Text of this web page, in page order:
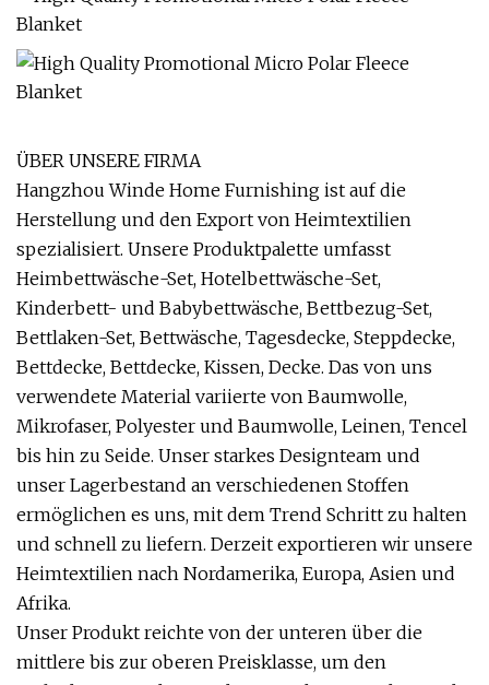
ÜBER UNSERE FIRMA
Hangzhou Winde Home Furnishing ist auf die
Herstellung und den Export von Heimtextilien
spezialisiert. Unsere Produktpalette umfasst
Heimbettwäsche-Set, Hotelbettwäsche-Set,
Kinderbett- und Babybettwäsche, Bettbezug-Set,
Bettlaken-Set, Bettwäsche, Tagesdecke, Steppdecke,
Bettdecke, Bettdecke, Kissen, Decke. Das von uns
verwendete Material variierte von Baumwolle,
Mikrofaser, Polyester und Baumwolle, Leinen, Tencel
bis hin zu Seide. Unser starkes Designteam und
unser Lagerbestand an verschiedenen Stoffen
ermöglichen es uns, mit dem Trend Schritt zu halten
und schnell zu liefern. Derzeit exportieren wir unsere
Heimtextilien nach Nordamerika, Europa, Asien und
Afrika.
Unser Produkt reichte von der unteren über die
mittlere bis zur oberen Preisklasse, um den